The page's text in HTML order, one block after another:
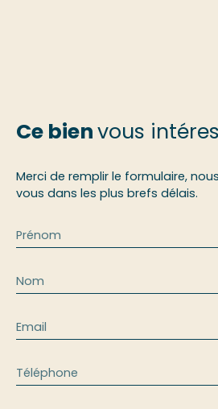
Ce bienvous
Merci de remplir le formulaire,
vous dans les plus brefs délais.
Prénom
Nom
Email
Téléphone